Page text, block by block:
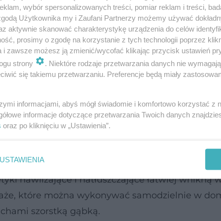
być również zaburzenia hormonalne. Nie bez
estetycznej dr Marek Wasiluk, z
najbardziej istotne jest to, na jakim są
tzw. zapalny, to moment, kiedy włókna
doszło do urazu, na skutek którego powstał
ciele prążki w różnych odcieniach czerwieni.
zależy od tego, jak silny mamy organizm.
w stanie, bo ubytki we włóknach są zbyt
w trakcie którego prążki stają się białe, a
Rozstępom należy przede wszystkim
i natłuszczenie skóry. Aby uniknąć
nawilżające i natłuszczające łatwiej wnikną
które można wykonywać samodzielnie w
szorstką gąbką.
wybór spersonalizowanych treści, pomiar reklam i treści,
Użytkownika my i Zaufani Partnerzy możemy używać
aktywnie skanować charakterystykę urządzenia do celów
prosimy o zgodę na korzystanie z tych technologii poprzez
i zawsze możesz ją zmienić/wycofać klikając przycisk ustawień
strony
. Niektóre rodzaje przetwarzania danych nie
się takiemu przetwarzaniu. Preferencje będą miały
informacjami, abyś mógł świadomie i komfortowo korzystać z
informacje dotyczące przetwarzania Twoich danych
oraz po kliknięciu w „Ustawienia”.
USTAWIENIA